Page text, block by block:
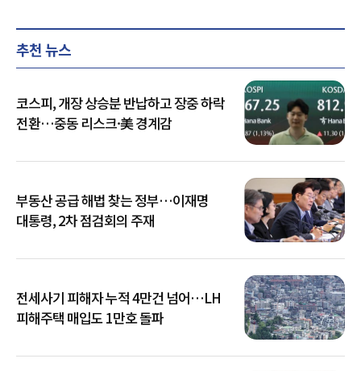
추천 뉴스
코스피, 개장 상승분 반납하고 장중 하락
전환…중동 리스크·美 경계감
부동산 공급 해법 찾는 정부…이재명
대통령, 2차 점검회의 주재
전세사기 피해자 누적 4만건 넘어…LH
피해주택 매입도 1만호 돌파